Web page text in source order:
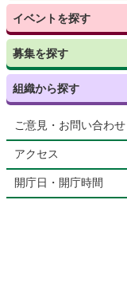
イベントを探す
募集を探す
組織から探す
ご意見・お問い合わせ
アクセス
開庁日・開庁時間